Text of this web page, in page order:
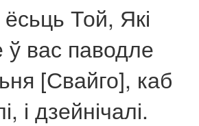
Той, Які
ў вас паводле
[Свайго], каб
і дзейнічалі.